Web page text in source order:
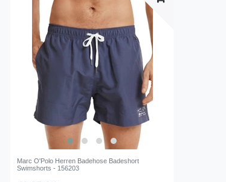
Marc O'Polo Herren Badehose Badeshort
Swimshorts - 156203